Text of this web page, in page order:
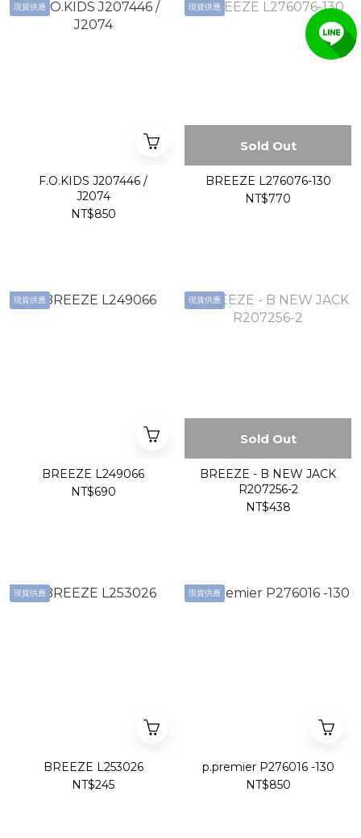
現貨供應
F.O.KIDS J207446 /
J2074
NT$850
現貨供應
Sold Out
BREEZE L276076-130
NT$770
現貨供應
BREEZE L249066
NT$690
現貨供應
Sold Out
BREEZE - B NEW JACK
R207256-2
NT$438
現貨供應
BREEZE L253026
NT$245
現貨供應
p.premier P276016 -130
NT$850